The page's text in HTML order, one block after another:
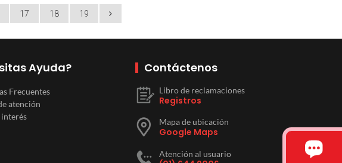
17 18 19
Ayuda?
Frecuentes
atención
interés
Contáctenos
Libro de reclamaciones
Registros
Mapa de ubicación
Google Maps
Atención al usuario